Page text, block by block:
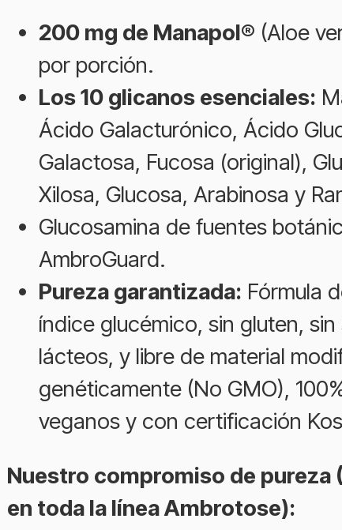
200 mg de Manapol® (Aloe
por porción.
Los 10 glicanos esenciales:
Ácido Galacturónico, Ácido
Galactosa, Fucosa (original),
Xilosa, Glucosa, Arabinosa y
Glucosamina de fuentes
AmbroGuard.
Pureza garantizada: Fórmula
índice glucémico, sin gluten, sin
lácteos, y libre de material
genéticamente (No GMO),
veganos y con certificación
Nuestro compromiso de pureza
en toda la línea Ambrotose):